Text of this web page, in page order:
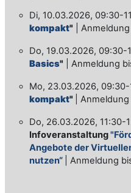
Di, 10.03.2026, 09:30-
kompakt" |
Do, 19.03.2026, 09:30-
Basics" | Anmeldung
Mo, 23.03.2026, 09:30-
kompakt" |
Do, 26.03.2026, 11:30-
Infoveranstaltung
Angebote der
nutzen“
| Anmeldung